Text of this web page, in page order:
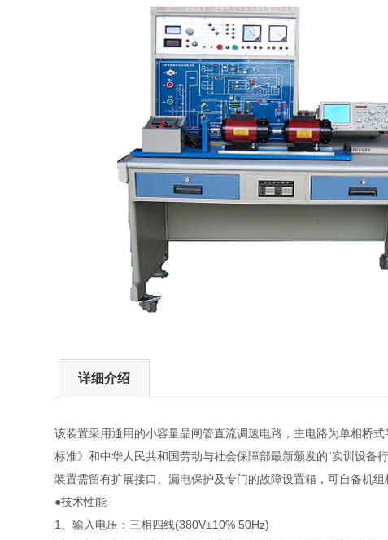
详细介绍
该装置采用通用的小容量晶闸管直流调速电路，主电路为单相桥
标准》和中华人民共和国劳动与社会保障部最新颁发的“实训设备
装置需留有扩展接口、漏电保护及专门的故障设置箱，可自备机
●技术性能
1、输入电压：三相四线(380V±10% 50Hz)